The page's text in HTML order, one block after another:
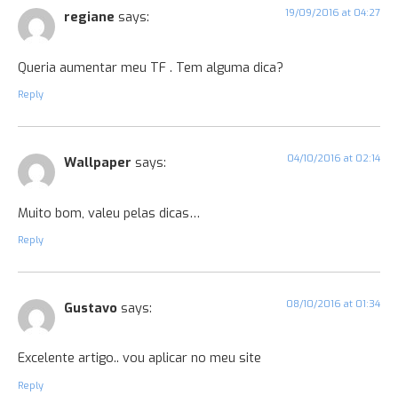
regiane says: 19/09/2016 at 04:27
Queria aumentar meu TF . Tem alguma dica?
Reply
Wallpaper says: 04/10/2016 at 02:14
Muito bom, valeu pelas dicas…
Reply
Gustavo says: 08/10/2016 at 01:34
Excelente artigo.. vou aplicar no meu site
Reply